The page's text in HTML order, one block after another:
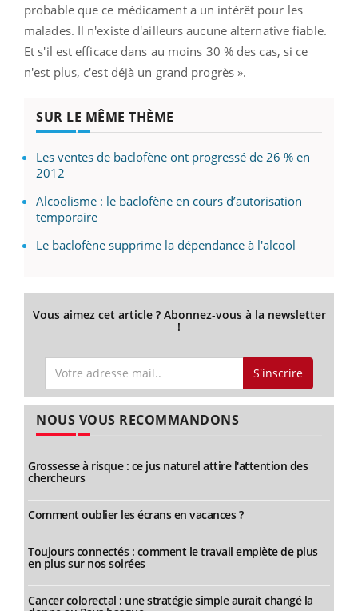
probable que ce médicament a un intérêt pour les
malades. Il n'existe d'ailleurs aucune alternative fiable.
Et s'il est efficace dans au moins 30 % des cas, si ce
n'est plus, c'est déjà un grand progrès ».
SUR LE MÊME THÈME
Les ventes de baclofène ont progressé de 26 % en
2012
Alcoolisme : le baclofène en cours d’autorisation
temporaire
Le baclofène supprime la dépendance à l'alcool
Vous aimez cet article ? Abonnez-vous à la newsletter
!
S'inscrire
NOUS VOUS RECOMMANDONS
Grossesse à risque : ce jus naturel attire l'attention des
chercheurs
Comment oublier les écrans en vacances ?
Toujours connectés : comment le travail empiète de plus
en plus sur nos soirées
Cancer colorectal : une stratégie simple aurait changé la